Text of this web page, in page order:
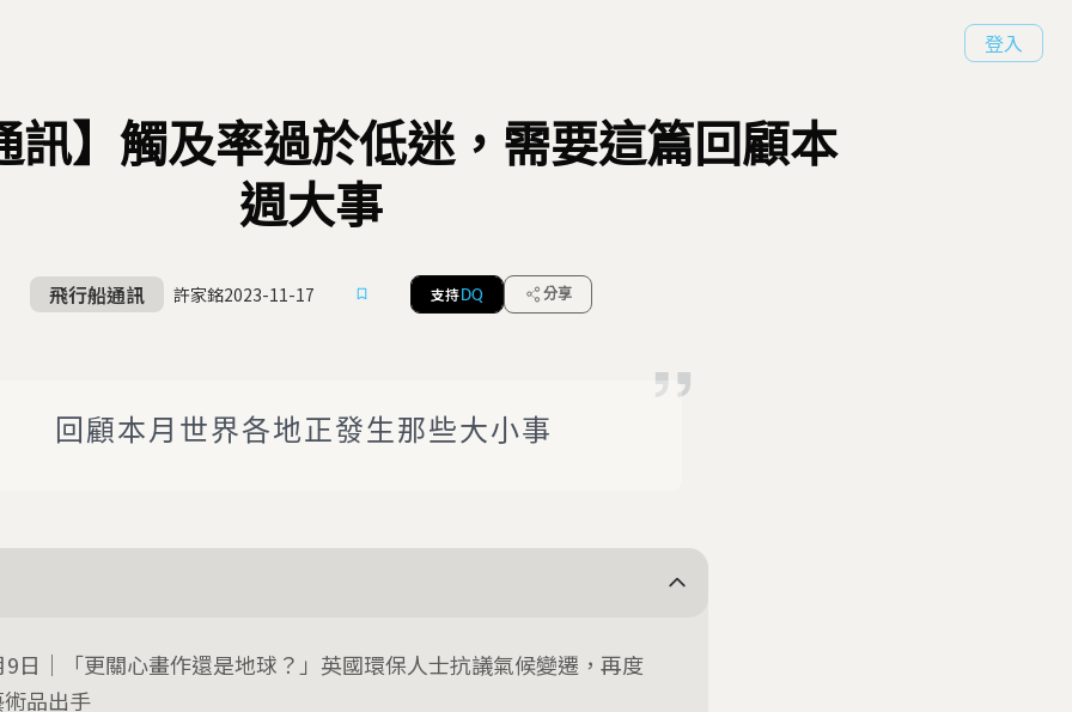
登入
訊】觸及率過於低迷，需要這篇回顧本
週大事
飛行船通訊 許家銘2023-11-17 支持 DQ 分享
回顧本月世界各地正發生那些大小事
9日｜「更關心畫作還是地球？」英國環保人士抗議氣候變遷，再度
品出手